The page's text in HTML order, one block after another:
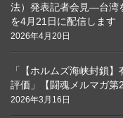
法）発表記者会見―台湾
を4月21日に配信します
2026年4月20日
「【ホルムズ海峡封鎖
評価」【闘魂メルマガ
2026年3月16日